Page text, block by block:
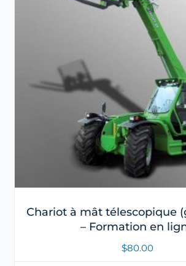
Chariot à mât télescopique
– Formation en
$80.00